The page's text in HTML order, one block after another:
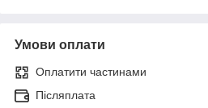
Умови оплати
Оплатити частинами
Післяплата